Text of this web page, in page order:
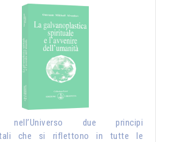
nell’Universo due principi
che si riflettono in tutte le